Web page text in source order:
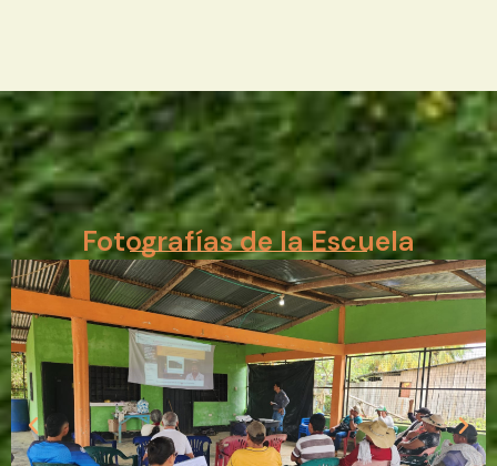
Fotografías de la Escuela